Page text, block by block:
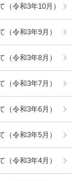
令和3年10月）
令和3年9月）
令和3年8月）
令和3年7月）
令和3年6月）
令和3年5月）
令和3年4月）